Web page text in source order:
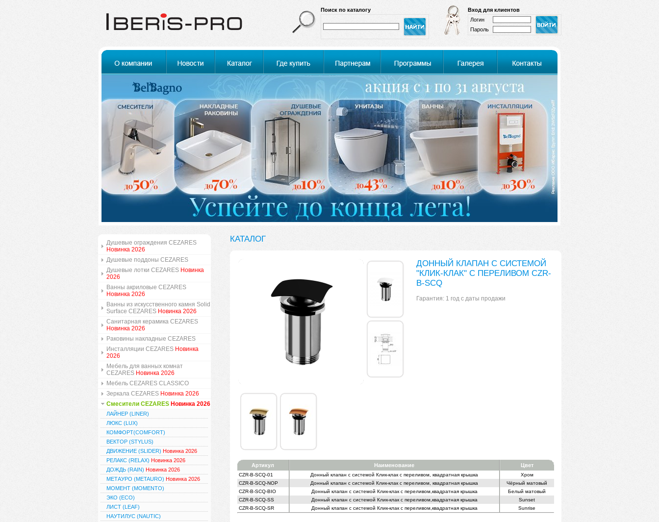
Вход для клиентов
Логин
Пароль
Поиск по каталогу
Душевые ограждения CEZARES
Новинка 2026
Душевые поддоны CEZARES
Душевые лотки CEZARES Новинка
2026
Ванны акриловые CEZARES
Новинка 2026
Ванны из искусственного камня Solid
Surface CEZARES Новинка 2026
Санитарная керамика CEZARES
Новинка 2026
Раковины накладные CEZARES
Инсталляции CEZARES Новинка
2026
Мебель для ванных комнат
CEZARES Новинка 2026
Мебель CEZARES CLASSICO
Зеркала CEZARES Новинка 2026
Смесители CEZARES Новинка 2026
ЛАЙНЕР (LINER)
ЛЮКС (LUX)
КОМФОРТ(COMFORT)
ВЕКТОР (STYLUS)
ДВИЖЕНИЕ (SLIDER) Новинка 2026
РЕЛАКС (RELAX) Новинка 2026
ДОЖДЬ (RAIN) Новинка 2026
МЕТАУРО (METAURO) Новинка 2026
МОМЕНТ (MOMENTO)
ЭКО (ECO)
ЛИСТ (LEAF)
НАУТИЛУС (NAUTIC)
КАТАЛОГ
ДОННЫЙ КЛАПАН С СИСТЕМОЙ
"КЛИК-КЛАК" С ПЕРЕЛИВОМ CZR-
B-SCQ
Гарантия: 1 год с даты продажи
Артикул Наименование Цвет
CZR-B-SCQ-01 Донный клапан с системой Клик-клак с переливом, квадратная крышка
Хром
CZR-B-SCQ-NOP
Донный клапан с системой Клик-клак с переливом, квадратная крышка
Чёрный матовый
CZR-B-SCQ-BIO
Донный клапан с системой Клик-клак с переливом,квадратная крышка
Белый матовый
CZR-B-SCQ-SS
Донный клапан с системой Клик-клак с переливом,квадратная крышка
Sunset
CZR-B-SCQ-SR
Донный клапан с системой Клик-клак с переливом,квадратная крышка Sunrise